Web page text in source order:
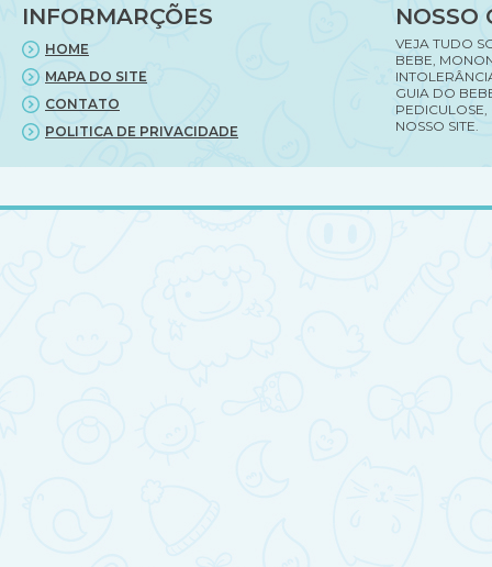
INFORMARÇÕES
HOME
MAPA DO SITE
CONTATO
POLITICA DE PRIVACIDADE
NOSSO
VEJA TUDO
BEBE,
GUIA DO
PEDICULOSE,
NOSSO SITE.